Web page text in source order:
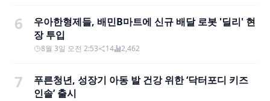
6
우아한형제들, 배민B마트에 신규 배달 로봇 '딜리' 현
장 투입
8월 3일 오전 2:53 14 2,462
7
푸른청년, 성장기 아동 발 건강 위한 ‘닥터포디 키즈
인솔’ 출시